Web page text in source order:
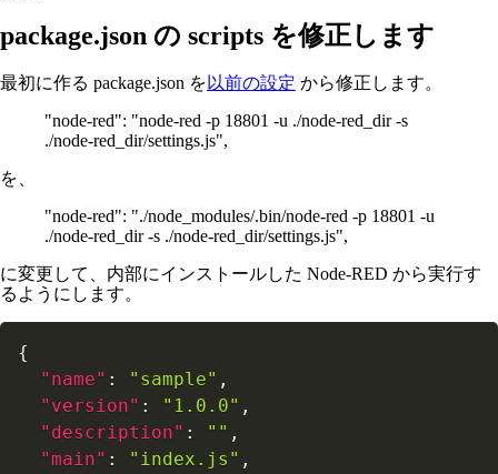
package.json の scripts を修正します
最初に作る package.json を 以前の設定 から修正します。
"node-red": "node-red -p 18801 -u ./node-red_dir -s
./node-red_dir/settings.js",
を、
"node-red": "./node_modules/.bin/node-red -p 18801 -u
./node-red_dir -s ./node-red_dir/settings.js",
に変更して、内部にインストールした Node-RED から実行す
るようにします。
{
"name" : "sample" ,
"version" : "1.0.0" ,
"description" : "" ,
"main" : "index.js" ,